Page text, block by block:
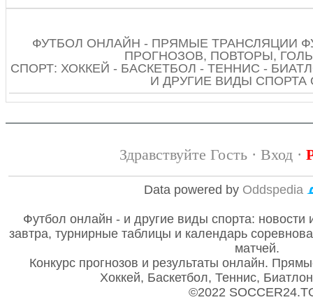
ФУТБОЛ ОНЛАЙН - ПРЯМЫЕ ТРАНСЛЯЦИИ
ПРОГНОЗОВ, ПОВТОРЫ,
СПОРТ: ХОККЕЙ - БАСКЕТБОЛ - ТЕННИС -
И ДРУГИЕ ВИДЫ СПОРТА
Здравствуйте Гость · Вход·
Data powered by Oddspedia
Футбол онлайн - и другие виды спорта: новости
завтра, турнирные таблицы и календарь
матчей.
Конкурс прогнозов и результаты онлайн.
Хоккей, Баскетбол, Теннис,
©2022